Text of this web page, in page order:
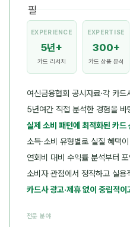
EXPERIENCE
5년+
카드 리서치
EXPERTISE
300+
카드 상품 분석
여신금융협회 공시자료·각 카
5년여간 직접 분석한 경험을 바
실제 소비 패턴에 최적화된 카드
소득·소비 유형별로 실질 혜택
연회비 대비 수익률 분석부터
소비자 관점에서 정직하고 실용
카드사 광고·제휴 없이 중립적
전문 분야